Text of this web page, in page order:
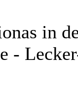
in
-